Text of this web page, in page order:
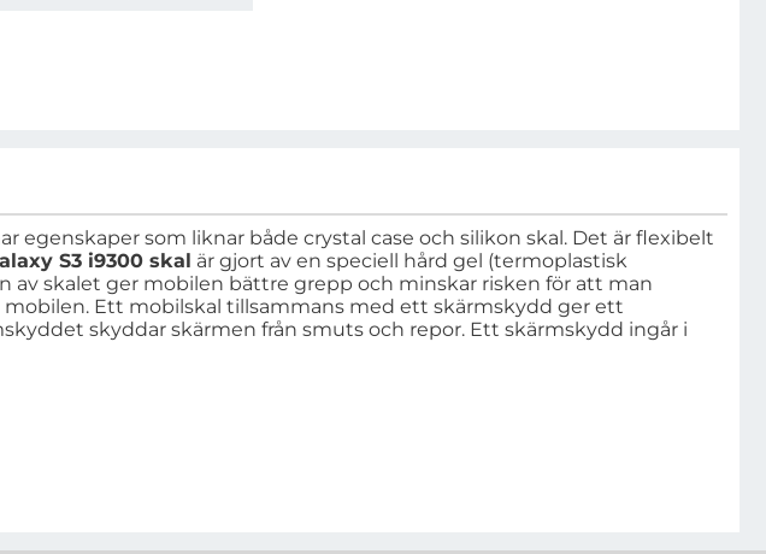
egenskaper som liknar både crystal case och silikon skal. Det är flexibelt
S3 i9300 skal är gjort av en speciell hård gel (termoplastisk
skalet ger mobilen bättre grepp och minskar risken för att man
Ett mobilskal tillsammans med ett skärmskydd ger ett
skyddar skärmen från smuts och repor. Ett skärmskydd ingår i